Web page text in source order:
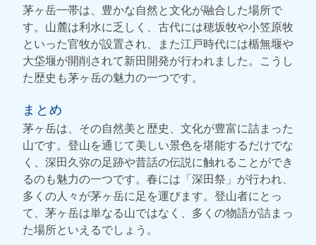
茅ヶ岳一帯は、豊かな自然と文化が融合した場所で
す。山麓は利水に乏しく、古代には穂坂牧や小笠原牧
といった官牧が設置され、また江戸時代には楯無堰や
大垈堰が開削されて新田開発が行われました。こうし
た歴史も茅ヶ岳の魅力の一つです。
まとめ
茅ヶ岳は、その自然美と歴史、文化が豊富に詰まった
山です。登山を通じて美しい景色を堪能するだけでな
く、深田久弥の足跡や昔話の伝説に触れることができ
るのも魅力の一つです。春には「深田祭」が行われ、
多くの人々が茅ヶ岳に足を運びます。登山者にとっ
て、茅ヶ岳は単なる山ではなく、多くの物語が詰まっ
た場所といえるでしょう。